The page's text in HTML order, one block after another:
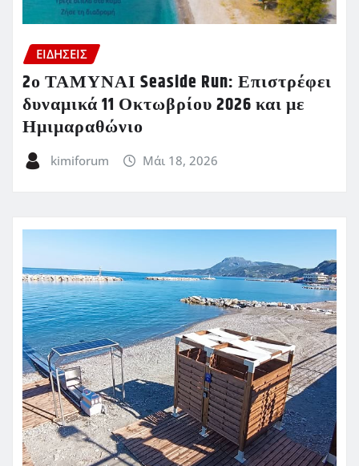
ΕΙΔΗΣΕΙΣ
2ο ΤΑΜΥΝΑΙ Seaside Run: Επιστρέφει
δυναμικά 11 Οκτωβρίου 2026 και με
Ημιμαραθώνιο
kimiforum Μάι 18, 2026